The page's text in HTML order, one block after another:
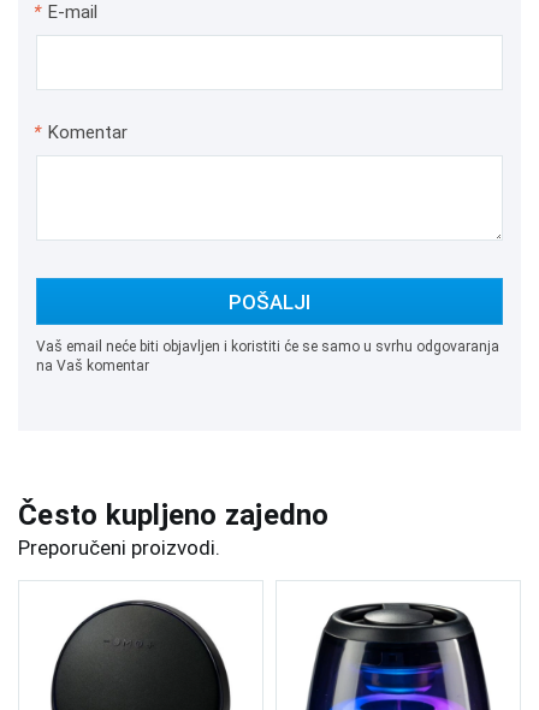
* E-mail
* Komentar
POŠALJI
Vaš email neće biti objavljen i koristiti će se samo u svrhu odgovaranja
na Vaš komentar
Često kupljeno zajedno
Preporučeni proizvodi.